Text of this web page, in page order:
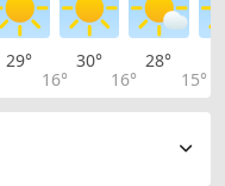
29°
16°
30°
16°
28°
15°